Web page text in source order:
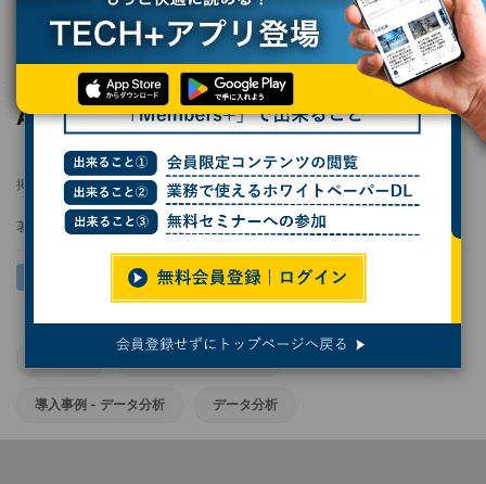
TECH+ 企業IT
ITインフラ
ANAグループ4万人が使うデータ活用基盤「BlueLake」、第4世代の特徴とは
ANAグループ4万人が使うデータ活用基盤
「BlueLake」、第4世代の特徴とは
掲載日 2025/07/22 13:21
著者： 今林敏子
導入事例 - データ分析 データ分析